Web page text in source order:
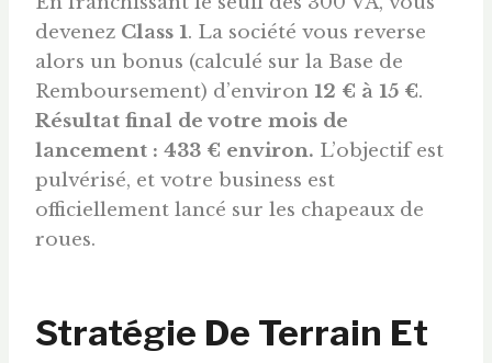
devenez Class 1. La société vous reverse
alors un bonus (calculé sur la Base de
Remboursement) d’environ 12 € à 15 €.
Résultat final de votre mois de
lancement : 433 € environ. L’objectif est
pulvérisé, et votre business est
officiellement lancé sur les chapeaux de
roues.
Stratégie De Terrain Et